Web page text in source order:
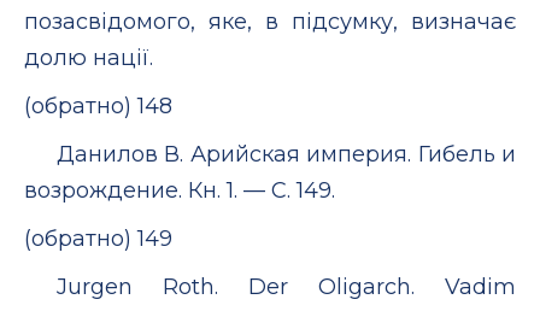
позасвідомого, яке, в підсумку, визначає
долю нації.
(обратно) 148
Данилов В. Арийская империя. Гибель и
возрождение. Кн. 1. — С. 149.
(обратно) 149
Jurgen Roth. Der Oligarch. Vadim